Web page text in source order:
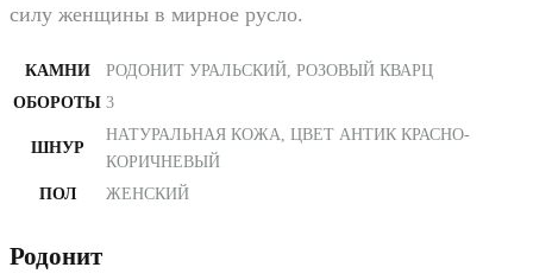
силу женщины в мирное русло.
КАМНИ
РОДОНИТ УРАЛЬСКИЙ, РОЗОВЫЙ КВАРЦ
ОБОРОТЫ 3
ШНУР
НАТУРАЛЬНАЯ КОЖА, ЦВЕТ АНТИК КРАСНО-
КОРИЧНЕВЫЙ
ПОЛ
ЖЕНСКИЙ
Родонит